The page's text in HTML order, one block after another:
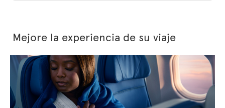
Mejore la experiencia de su viaje